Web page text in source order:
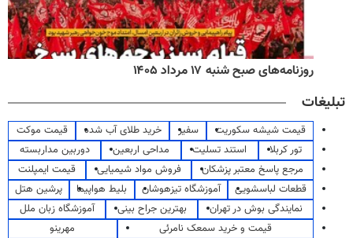
روزنامه‌های صبح شنبه ۱۷ مرداد ۱۴۰۵
تبلیغات
قیمت شیشه سکوریت سفیر خرید طلای آب شده
قیمت موکت
تور کربلا
استند تسلیت مداحی اربعین
دوربین مداربسته
مرجع پاسخ معتبر پزشکان
فروش مواد شیمیایی
قیمت ایمپلنت
قطعات لباسشویی
آموزشگاه تیزهوشان بلیط هواپیما
پرشین هتل
نمایندگی بوش در تهران
بهترین جراح بینی
آموزشگاه زبان ملل
قیمت و خرید سمعک نامرئی
مهرینو